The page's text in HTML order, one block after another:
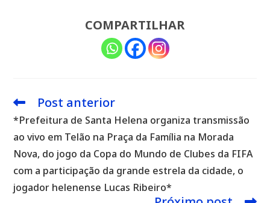
COMPARTILHAR
Leia
artigos
Post anterior
*Prefeitura de Santa Helena organiza transmissão
ao vivo em Telão na Praça da Família na Morada
Nova, do jogo da Copa do Mundo de Clubes da FIFA
com a participação da grande estrela da cidade, o
jogador helenense Lucas Ribeiro*